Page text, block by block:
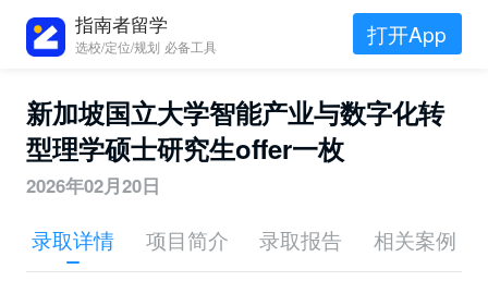
指南者留学
选校/定位/规划 必备工具 打开App
新加坡国立大学智能产业与数字化转
型理学硕士研究生offer一枚
2026年02月20日
录取详情 项目简介 录取报告 相关案例